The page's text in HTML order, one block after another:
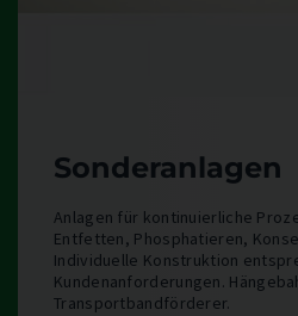
Sonderanlagen
Anlagen für kontinuierliche
Entfetten, Phosphatieren,
Individuelle Konstruktion
Kundenanforderungen.
Transportbandförderer.